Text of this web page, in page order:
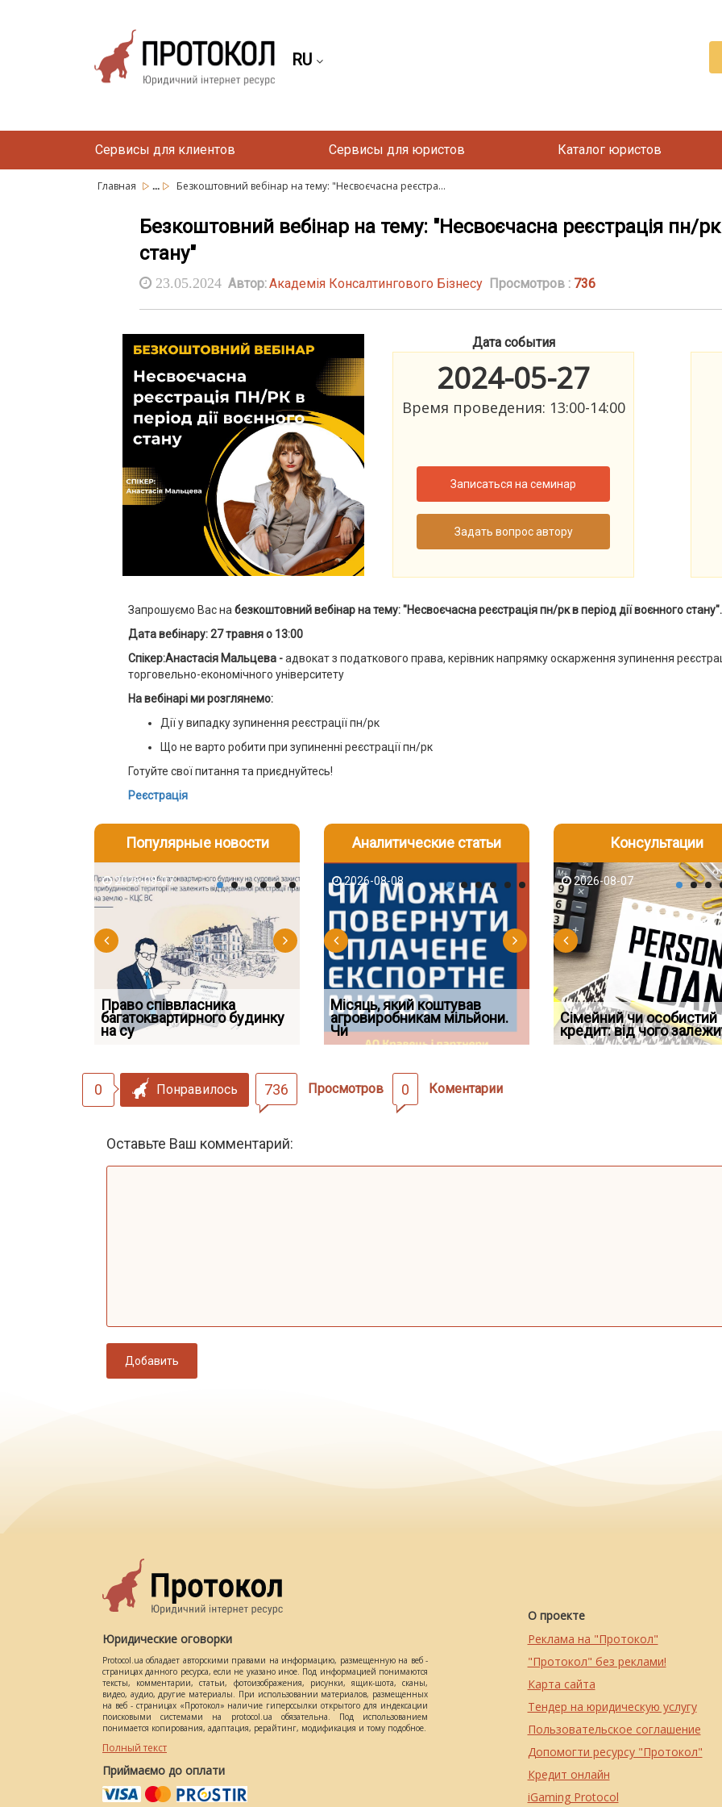
RU
Сервисы для клиентов Сервисы для юристов Каталог юристов
Главная ... Безкоштовний вебінар на тему: "Несвоєчасна реєстра...
Безкоштовний вебінар на тему: "Несвоєчасна реєстрація пн/рк
стану"
23.05.2024 Автор:Академія Консалтингового Бізнесу Просмотров : 736
Дата события
2024-05-27
Время проведения: 13:00-14:00
Записаться на семинар
Задать вопрос автору
Запрошуємо Вас на безкоштовний вебінар на тему: "Несвоєчасна реєстрація пн/рк в період дії воєнного стану".
Дата вебінару: 27 травня о 13:00
Спікер:Анастасія Мальцева -адвокат з податкового права, керівник напрямку оскарження зупинення
торговельно-економічного університету
На вебінарі ми розглянемо:
Дії у випадку зупинення реєстрації пн/рк
Що не варто робити при зупиненні реєстрації пн/рк
Готуйте свої питання та приєднуйтесь!
Реєстрація
Популярные новости
2026-08-07
Право співвласника
багатоквартирного будинку
на су
2026-08-06
Якщо суд встановив для
відшкодування шкоди
наявніс
2026-08-06
Документи, на яких не
проставляється апостиль:
пер
Аналитические статьи
2026-08-03
ФУНДАМЕНТАЛЬНА
ПРОБЛЕМА «СУДОВОЇ
ПРАКТИКИ», АБО ПР
2026-08-08
Місяць, який коштував
агровиробникам мільйони.
Чи
2026-08-07
Огляд практики ВС від
Ростислава Кравця, що
опублі
Консультации
2026-08-05
Чи потрібна ФОП печатка у
2026 році: правила засто
2026-08-07
Сімейний чи особистий
кредит: від чого
2026-07-30
Восьмий ААС
підтвердив, що
скас
0 Понравилось 736 Просмотров 0 Коментарии
Оставьте Ваш комментарий:
Добавить
Юридические оговорки
Protocol.ua обладает авторскими правами на информацию, размещенную на веб -
страницах данного ресурса, если не указано иное. Под информацией понимаются
тексты, комментарии, статьи, фотоизображения, рисунки, ящик-шота, сканы,
видео, аудио, другие материалы. При использовании материалов, размещенных
на веб - страницах «Протокол» наличие гиперссылки открытого для индексации
поисковыми системами на protocol.ua обязательна. Под использованием
понимается копирования, адаптация, рерайтинг, модификация и тому подобное.
Полный текст
Приймаємо до оплати
О проекте
Реклама на "Протокол"
"Протокол" без реклами!
Карта сайта
Тендер на юридическую услугу
Пользовательское соглашение
Допомогти ресурсу "Протокол"
Кредит онлайн
iGaming Protocol